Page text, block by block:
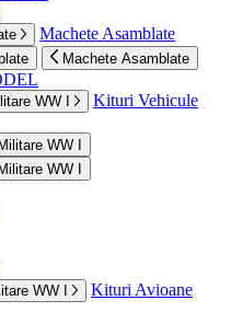
Machete Asamblate
Machete Asamblate
WW I
Kituri Vehicule
WW I
WW I
WW I
Kituri Avioane